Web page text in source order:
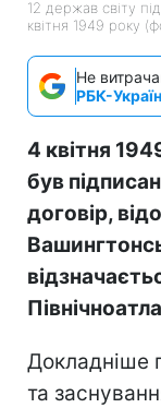
12 держав світу
квітня 1949 року
Не
РБК-
4 квітня
був
договір,
Докладніше
та